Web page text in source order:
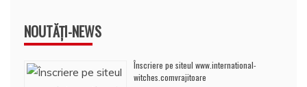
NOUTĂȚI-NEWS
Înscriere pe siteul www.international-
witches.comvrajitoare